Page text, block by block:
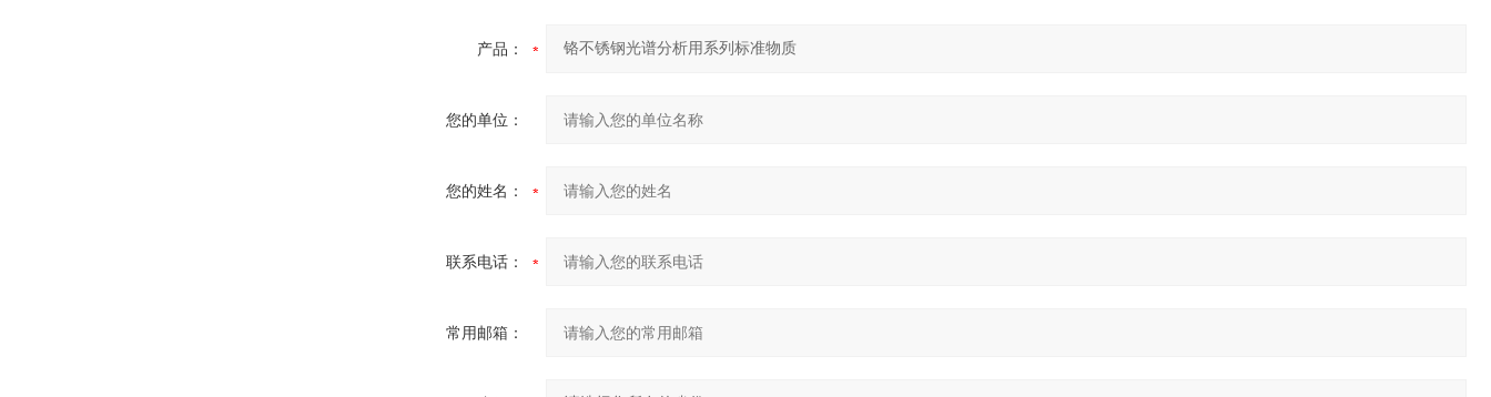
产品：
您的单位：
您的姓名：
联系电话：
常用邮箱：